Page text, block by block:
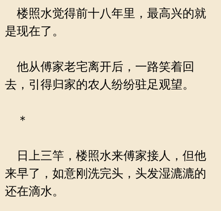
楼照水觉得前十八年里，最高兴的就
是现在了。
他从傅家老宅离开后，一路笑着回
去，引得归家的农人纷纷驻足观望。
＊
日上三竿，楼照水来傅家接人，但他
来早了，如意刚洗完头，头发湿漉漉的
还在滴水。